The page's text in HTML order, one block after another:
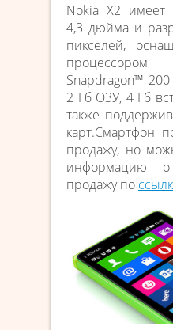
Nokia X2 имеет
4,3 дюйма и
пикселей,
Snapdragon™
2 Гб ОЗУ, 4 Гб
также
карт.Смартфон
продажу, но
информацию
продажу по